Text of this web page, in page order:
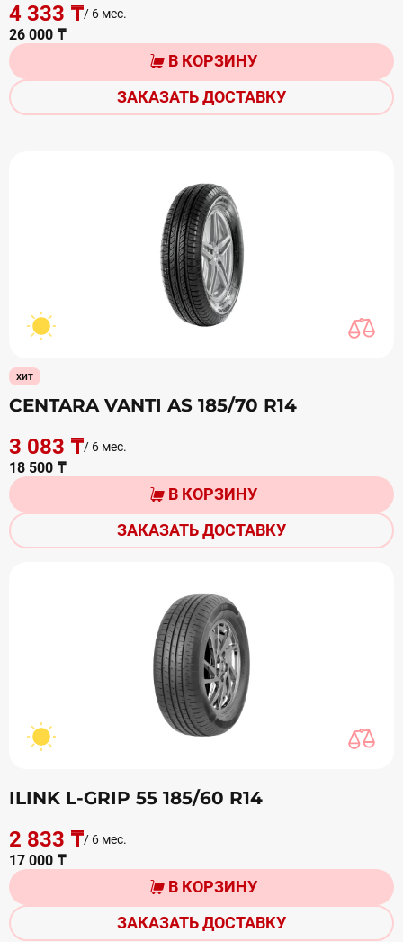
4 333 ₸/ 6 мес.
26 000 ₸
В КОРЗИНУ
ЗАКАЗАТЬ ДОСТАВКУ
хит
CENTARA VANTI AS 185/70 R14
3 083 ₸/ 6 мес.
18 500 ₸
В КОРЗИНУ
ЗАКАЗАТЬ ДОСТАВКУ
ILINK L-GRIP 55 185/60 R14
2 833 ₸/ 6 мес.
17 000 ₸
В КОРЗИНУ
ЗАКАЗАТЬ ДОСТАВКУ